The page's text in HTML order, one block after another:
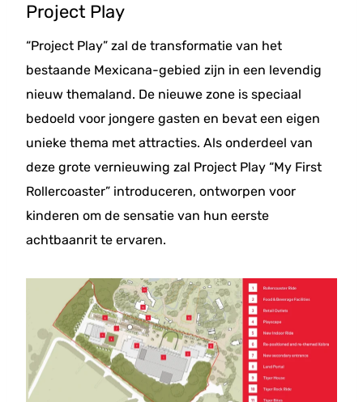
Project Play
“Project Play” zal de transformatie van het
bestaande Mexicana-gebied zijn in een levendig
nieuw themaland. De nieuwe zone is speciaal
bedoeld voor jongere gasten en bevat een eigen
unieke thema met attracties. Als onderdeel van
deze grote vernieuwing zal Project Play “My First
Rollercoaster” introduceren, ontworpen voor
kinderen om de sensatie van hun eerste
achtbaanrit te ervaren.